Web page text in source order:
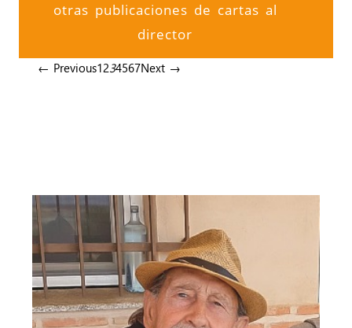
otras publicaciones de cartas al
director
← Previous1234567Next →